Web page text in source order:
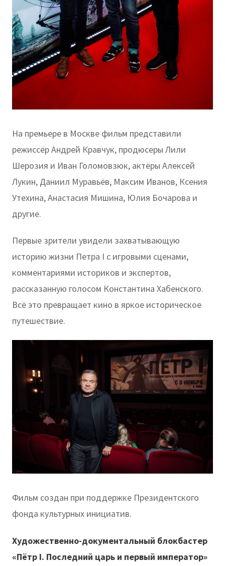
На премьере в Москве фильм представили
режиссёр Андрей Кравчук, продюсеры Лили
Шерозия и Иван Голомовзюк, актёры Алексей
Лукин, Даниил Муравьёв, Максим Иванов, Ксения
Утехина, Анастасия Мишина, Юлия Бочарова и
другие.
Первые зрители увидели захватывающую
историю жизни Петра I с игровыми сценами,
комментариями историков и экспертов,
рассказанную голосом Константина Хабенского.
Всё это превращает кино в яркое историческое
путешествие.
Фильм создан при поддержке Президентского
фонда культурных инициатив.
Художественно-документальный блокбастер
«Пётр I. Последний царь и первый император»